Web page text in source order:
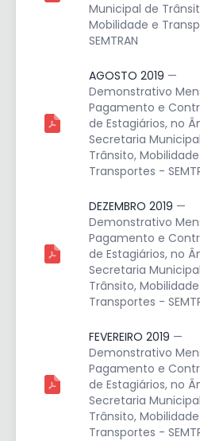
Municipal de
Mobilidade e
SEMTRAN
AGOSTO 2019 —
Demonstrativo
Pagamento e
de Estagiários, no
Secretaria
Trânsito,
Transportes -
DEZEMBRO 2019 —
Demonstrativo
Pagamento e
de Estagiários, no
Secretaria
Trânsito,
Transportes -
FEVEREIRO 2019 —
Demonstrativo
Pagamento e
de Estagiários, no
Secretaria
Trânsito,
Transportes -